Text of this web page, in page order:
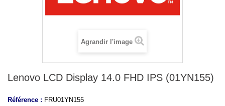
Agrandir l'image
Lenovo LCD Display 14.0 FHD IPS (01YN155)
Référence : FRU01YN155